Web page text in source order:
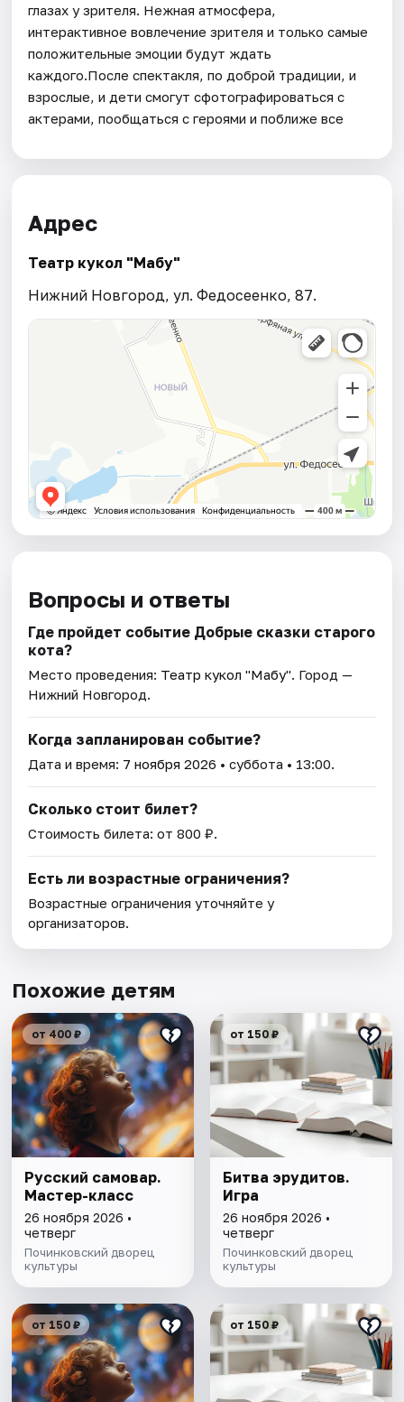
глазах у зрителя. Нежная атмосфера,
интерактивное вовлечение зрителя и только самые
положительные эмоции будут ждать
каждого.После спектакля, по доброй традиции, и
взрослые, и дети смогут сфотографироваться с
актерами, пообщаться с героями и поближе все
Адрес
Театр кукол "Мабу"
Нижний Новгород, ул. Федосеенко, 87.
Вопросы и ответы
Где пройдет событие Добрые сказки старого
кота?
Место проведения: Театр кукол "Мабу" . Город —
Нижний Новгород.
Когда запланирован событие?
Дата и время: 7 ноября 2026 • суббота • 13:00.
Сколько стоит билет?
Стоимость билета: от 800 ₽.
Есть ли возрастные ограничения?
Возрастные ограничения уточняйте у
организаторов.
Похожие детям
от 400 ₽
Русский самовар.
Мастер-класс
26 ноября 2026 •
четверг
Починковский дворец
культуры
от 150 ₽
Битва эрудитов.
Игра
26 ноября 2026 •
четверг
Починковский дворец
культуры
от 150 ₽ от 150 ₽